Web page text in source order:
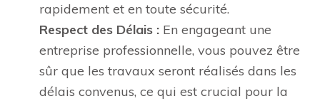
rapidement et en toute sécurité.
Respect des Délais : En engageant une
entreprise professionnelle, vous pouvez être
sûr que les travaux seront réalisés dans les
délais convenus, ce qui est crucial pour la